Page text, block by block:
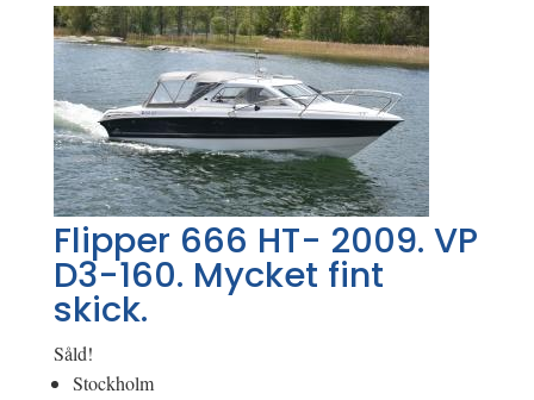
Flipper 666 HT- 2009. VP
D3-160. Mycket fint
skick.
Såld!
Stockholm